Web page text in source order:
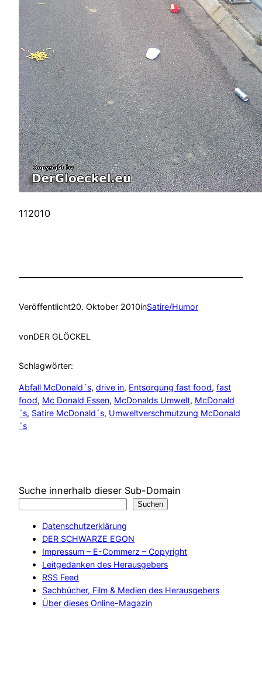
112010
Veröffentlicht20. Oktober 2010inSatire/Humor
vonDER GLÖCKEL
Schlagwörter:
Abfall McDonald´s, drive in, Entsorgung fast food, fast
food, Mc Donald Essen, McDonalds Umwelt, McDonald
´s, Satire McDonald´s, Umweltverschmutzung McDonald
´s
Suche innerhalb dieser Sub-Domain
Suchen
Datenschutzerklärung
DER SCHWARZE EGON
Impressum – E-Commerz – Copyright
Leitgedanken des Herausgebers
RSS Feed
Sachbücher, Film & Medien des Herausgebers
Über dieses Online-Magazin